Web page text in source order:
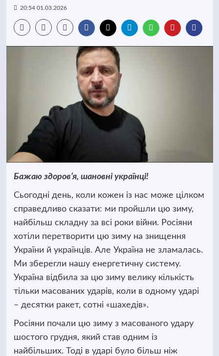
20:54 01.03.2026
Бажаю здоров’я, шановні українці!
Сьогодні день, коли кожен із нас може цілком
справедливо сказати: ми пройшли цю зиму,
найбільш складну за всі роки війни. Росіяни
хотіли перетворити цю зиму на знищення
України й українців. Але Україна не зламалась.
Ми зберегли нашу енергетичну систему.
Україна відбила за цю зиму велику кількість
тільки масованих ударів, коли в одному ударі
– десятки ракет, сотні «шахедів».
Росіяни почали цю зиму з масованого удару
шостого грудня, який став одним із
найбільших. Тоді в ударі було більш ніж